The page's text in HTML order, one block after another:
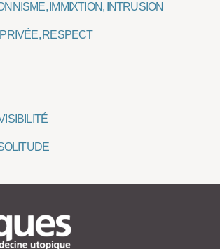
IMMIXTION, INTRUSION
RESPECT